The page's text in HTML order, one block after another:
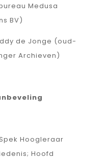
Medusa
BV)
de Jonge (oud-
Archieven)
Hoogleraar
Hoofd